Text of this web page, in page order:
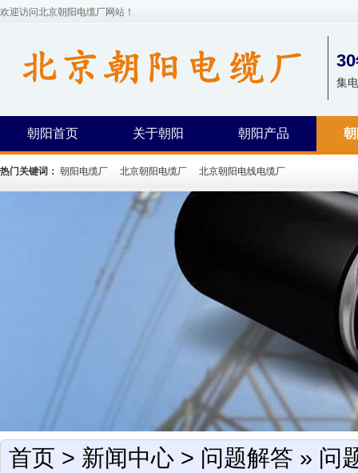
欢迎访问北京朝阳电缆厂网站！
集
朝阳首页 关于朝阳 朝阳产品
热门关键词： 朝阳电缆厂 北京朝阳电缆厂 北京朝阳电线电缆厂
首页 > 新闻中心 > 问题解答 » 问